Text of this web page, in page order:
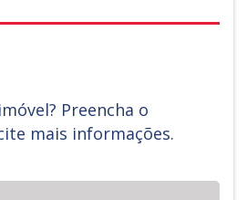
Preencha o
mais informações.